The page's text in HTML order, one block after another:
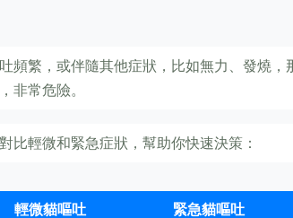
頻繁，或伴隨其他症狀，比如無力、發燒
非常危險。
比輕微和緊急症狀，幫助你快速決策：
輕微貓嘔吐
緊急貓嘔吐